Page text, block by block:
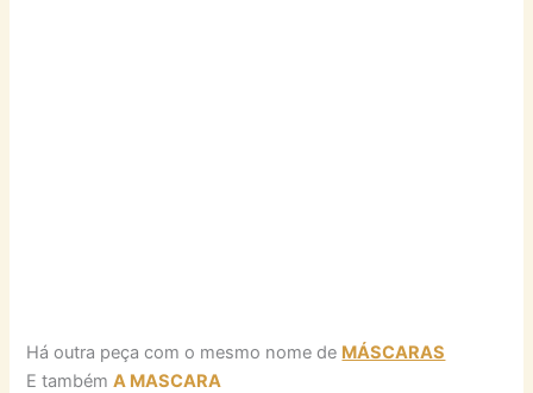
Há outra peça com o mesmo nome de MÁSCARAS
E tambémA MASCARA